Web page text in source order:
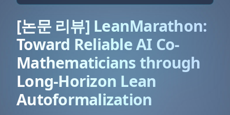
[논문 리뷰] LeanMarathon:
Toward Reliable AI Co-
Mathematicians through
Long-Horizon Lean
Autoformalization